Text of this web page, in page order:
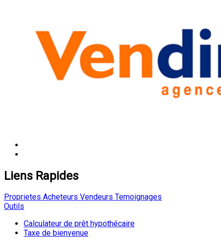
Liens Rapides
Proprietes Acheteurs Vendeurs Temoignages
Outils
Calculateur de prêt hypothécaire
Taxe de bienvenue